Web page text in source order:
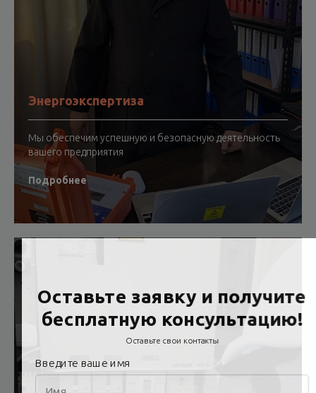
Энергоэкспертиза
Мы обеспечим успешную и безопасную деятельность
вашего предприятия
Подробнее